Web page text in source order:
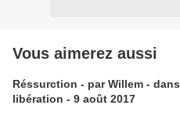
Vous aimerez aussi
Réssurction - par Willem - dans
libération - 9 août 2017